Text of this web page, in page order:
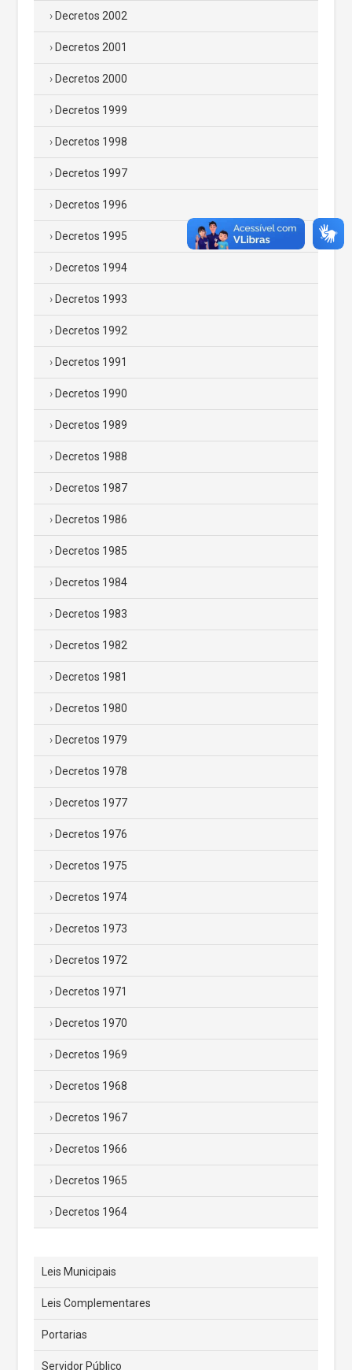
Decretos 2002
Decretos 2001
Decretos 2000
Decretos 1999
Decretos 1998
Decretos 1997
Decretos 1996
Decretos 1995
Decretos 1994
Decretos 1993
Decretos 1992
Decretos 1991
Decretos 1990
Decretos 1989
Decretos 1988
Decretos 1987
Decretos 1986
Decretos 1985
Decretos 1984
Decretos 1983
Decretos 1982
Decretos 1981
Decretos 1980
Decretos 1979
Decretos 1978
Decretos 1977
Decretos 1976
Decretos 1975
Decretos 1974
Decretos 1973
Decretos 1972
Decretos 1971
Decretos 1970
Decretos 1969
Decretos 1968
Decretos 1967
Decretos 1966
Decretos 1965
Decretos 1964
Leis Municipais
Leis Complementares
Portarias
Servidor Público